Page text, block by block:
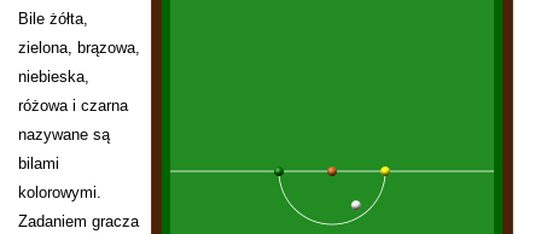
Bile żółta,
zielona, brązowa,
niebieska,
różowa i czarna
nazywane są
bilami
kolorowymi.
Zadaniem gracza